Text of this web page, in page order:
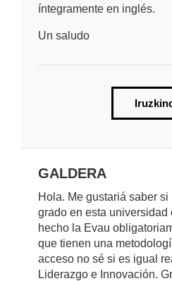
íntegramente en inglés.
Un saludo
GALDERA
Hola. Me gustariá saber
grado en esta universidad
hecho la Evau
que tienen una
acceso no sé si es igual
Liderazgo e Innovación.